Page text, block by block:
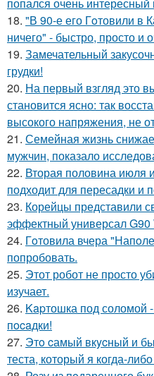
18. "В 90-е его Гoтовили в
ничего" - быстро, просто и
19. Замечательный
грудки!
20. На первый взгляд это
становится ясно: так
высокого напряжения, не
21. Семейная жизнь
мужчин, показало
22. Вторая половина июля
подходит для пересадки и
23. Корейцы представили
эффектный универсал G90
24. Гoтовила вчера
попробовать.
25. Этот робот не просто
изучает.
26. Kapтошка под
пocaдки!
27. Этo cамый вкycный и
теста, который я когда-